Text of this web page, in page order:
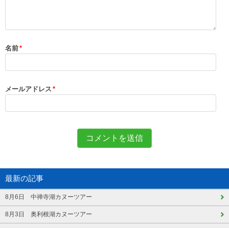
名前*
メールアドレス *
最新の記事
8月6日 中禅寺湖カヌーツアー
8月3日 奥利根湖カヌーツアー